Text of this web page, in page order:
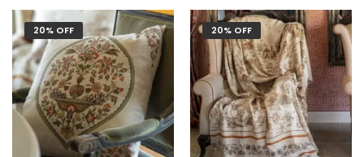
20% OFF 20% OFF